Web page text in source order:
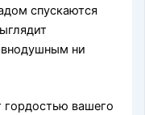
спускаются
ни
гордостью вашего